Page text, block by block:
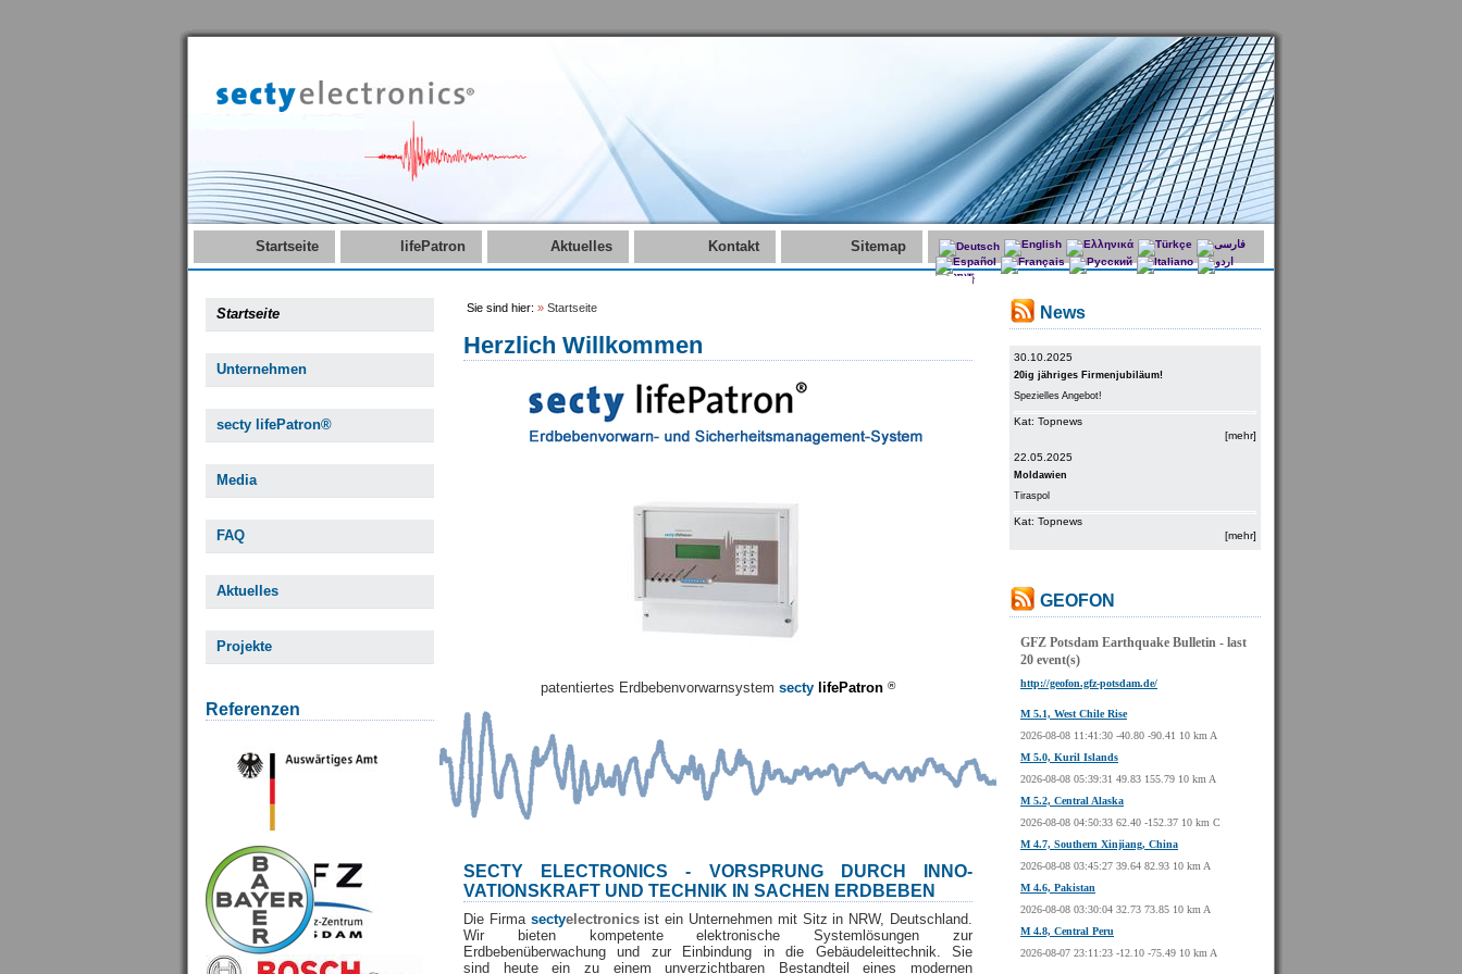
Startseite lifePatron Aktuelles Kontakt Sitemap
Startseite
Unternehmen
secty lifePatron®
Media
FAQ
Aktuelles
Projekte
Referenzen
Sie sind hier: » Startseite
Herzlich Willkommen
patentiertes Erdbebenvorwarnsystem secty lifePatron ®
SECTY ELECTRONICS - VORSPRUNG DURCH INNO-
VATIONSKRAFT UND TECHNIK IN SACHEN ERDBEBEN
Die Firma sectyelectronicsist ein Unternehmen mit Sitz in NRW, Deutschland.
Wir bieten kompetente elektronische Systemlösungen zur
Erdbebenüberwachung und zur Einbindung in die Gebäudeleittechnik. Sie
sind heute ein zu einem unverzichtbaren Bestandteil eines modernen
News
30.10.2025
20ig jähriges Firmenjubiläum!
Spezielles Angebot!
Kat: Topnews
[mehr]
22.05.2025
Moldawien
Tiraspol
Kat: Topnews
[mehr]
GEOFON
GFZ Potsdam Earthquake Bulletin - last
20 event(s)
http://geofon.gfz-potsdam.de/
M 5.1, West Chile Rise
2026-08-08 11:41:30 -40.80 -90.41 10 km A
M 5.0, Kuril Islands
2026-08-08 05:39:31 49.83 155.79 10 km A
M 5.2, Central Alaska
2026-08-08 04:50:33 62.40 -152.37 10 km C
M 4.7, Southern Xinjiang, China
2026-08-08 03:45:27 39.64 82.93 10 km A
M 4.6, Pakistan
2026-08-08 03:30:04 32.73 73.85 10 km A
M 4.8, Central Peru
2026-08-07 23:11:23 -12.10 -75.49 10 km A